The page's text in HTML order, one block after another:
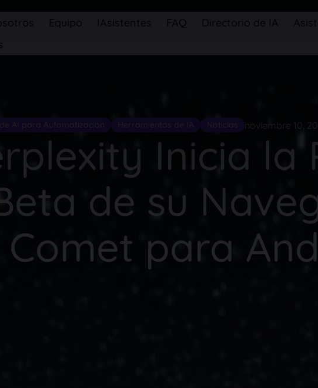
Equipo IAsistentes FAQ Directorio de IA
noviembre 10,
Inicia la
de su
Comet para